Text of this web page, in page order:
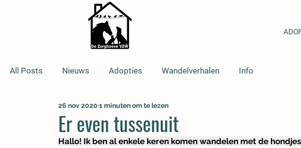
All Posts Nieuws Adopties Wandelverhalen Info
Er even tussenuit
26 nov 2020 1 minuten om te lezen
Hallo! Ik ben al enkele keren komen wandelen met de